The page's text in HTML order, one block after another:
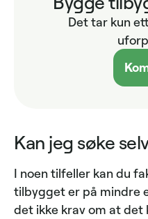
Det tar kun
Kan jeg søke
I noen tilfeller kan du
tilbygget er på mindre
det ikke krav om at det